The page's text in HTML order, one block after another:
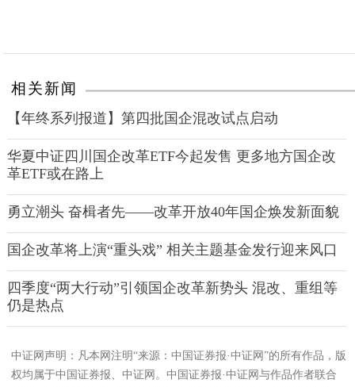
相关新闻
【年终系列报道】第四批国企混改试点启动
华夏中证四川国企改革ETF今起发售 更多地方国企改
革ETF或在路上
勇立潮头 奋楫者先——改革开放40年国企焕发新面貌
国企改革将上演“重头戏” 相关主题基金发行迎来风口
四季度“两大行动”引领国企改革新势头 混改、重组等
仍是热点
中证网声明：凡本网注明“来源：中国证券报·中证网”的所有作品，版
权均属于中国证券报、中证网。中国证券报·中证网与作品作者联合